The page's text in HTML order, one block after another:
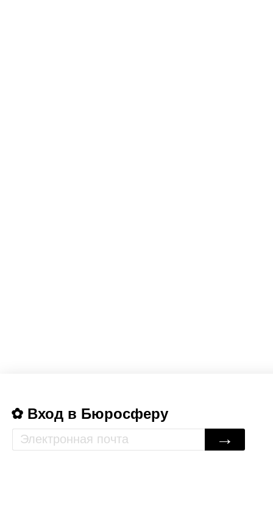
Вход в Бюросферу
→